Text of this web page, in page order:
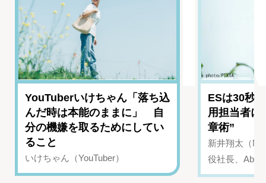
YouTuberいけちゃん「落ち込
んだ時は本能のままに」 自
分の機嫌を取るためにしてい
ること
いけちゃん（YouTuber）
ESは30秒
用担当者に
章術”
新井翔太（
役社長、